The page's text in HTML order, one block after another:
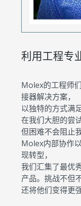
利用工程专
Molex的工程师
接器解决方案，
以独特的方式满
在我们大胆的尝
但困难不会阻止
Molex内部协作
现转型，
我们汇集了最优
产品。挑战不但
还将他们变得更强